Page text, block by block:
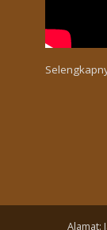
Alamat: